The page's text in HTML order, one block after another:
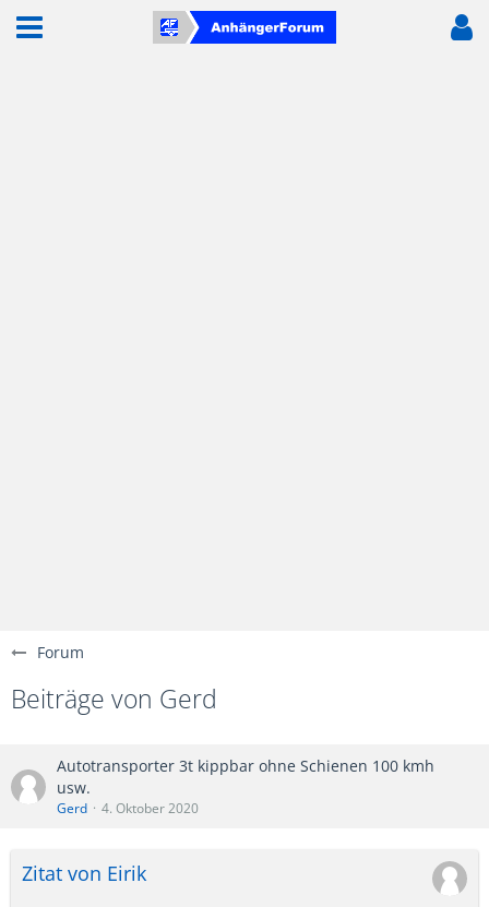
Forum
Beiträge von Gerd
Autotransporter 3t kippbar ohne Schienen 100 kmh
usw.
Gerd 4. Oktober 2020
Zitat von Eirik